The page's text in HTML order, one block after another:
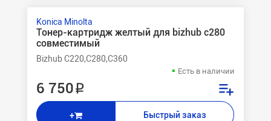
Konica Minolta
Тонер-картридж желтый для bizhub c280
совместимый
Bizhub C220,C280,C360
Есть в наличии
6 750 ₽
+ Быстрый заказ